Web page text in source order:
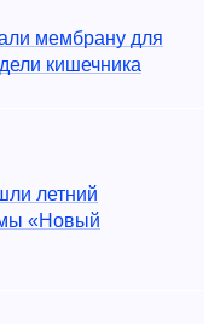
мембрану для
кишечника
летний
«Новый